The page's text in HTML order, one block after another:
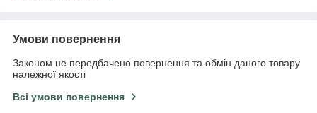
Умови повернення
Законом не передбачено повернення та обмін даного товару
належної якості
Всі умови повернення